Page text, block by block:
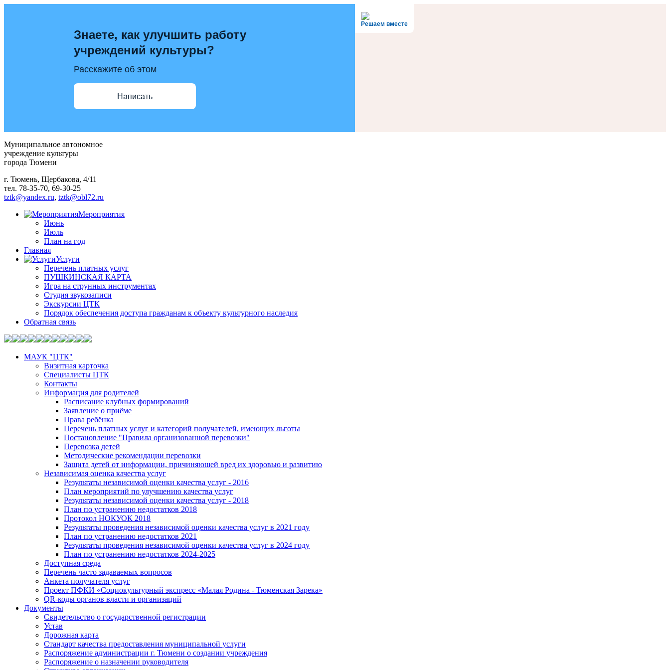
Решаем вместе
Знаете, как улучшить работу
учреждений культуры?
Расскажите об этом
Написать
Муниципальное автономное
учреждение культуры
города Тюмени
г. Тюмень, Щербакова, 4/11
тел. 78-35-70, 69-30-25
tztk@yandex.ru, tztk@obl72.ru
Мероприятия
Июнь
Июль
План на год
Главная
Услуги
Перечень платных услуг
ПУШКИНСКАЯ КАРТА
Игра на струнных инструментах
Студия звукозаписи
Экскурсии ЦТК
Порядок обеспечения доступа гражданам к объекту культурного наследия
Обратная связь
МАУК "ЦТК"
Визитная карточка
Специалисты ЦТК
Контакты
Информация для родителей
Расписание клубных формирований
Заявление о приёме
Права ребёнка
Перечень платных услуг и категорий получателей, имеющих льготы
Постановление "Правила организованной перевозки"
Перевозка детей
Методические рекомендации перевозки
Защита детей от информации, причиняющей вред их здоровью и развитию
Независимая оценка качества услуг
Результаты независимой оценки качества услуг - 2016
План мероприятий по улучшению качества услуг
Результаты независимой оценки качества услуг - 2018
План по устранению недостатков 2018
Протокол НОКУОК 2018
Результаты проведения независимой оценки качества услуг в 2021 году
План по устранению недостатков 2021
Результаты проведения независимой оценки качества услуг в 2024 году
План по устранению недостатков 2024-2025
Доступная среда
Перечень часто задаваемых вопросов
Анкета получателя услуг
Проект ПФКИ «Социокультурный экспресс «Малая Родина - Тюменская Зарека»
QR-коды органов власти и организаций
Документы
Свидетельство о государственной регистрации
Устав
Дорожная карта
Стандарт качества предоставления муниципальной услуги
Распоряжение администрации г. Тюмени о создании учреждения
Распоряжение о назначении руководителя